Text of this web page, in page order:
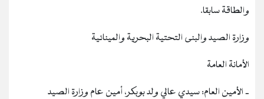
والطاقة سابقا.
وزارة الصيد والبنى التحتية البحرية والمينائية
الأمانة العامة
‐ الأمين العام: سيدي عالي ولد بوبكر، أمين عام وزارة الصيد